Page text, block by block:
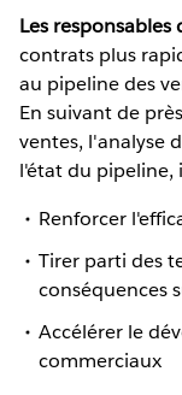
Les responsables
contrats plus
au pipeline des
En suivant de
ventes, l'analyse
l'état du pipeline,
Renforcer
Tirer parti des
conséquences
Accélérer le
commerciaux